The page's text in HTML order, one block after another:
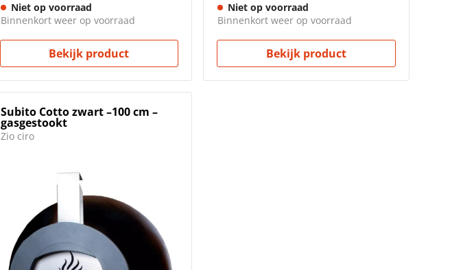
Niet op voorraad
Binnenkort weer op voorraad
Bekijk product
Niet op voorraad
Binnenkort weer op voorraad
Bekijk product
Subito Cotto zwart –100 cm –
gasgestookt
Zio ciro